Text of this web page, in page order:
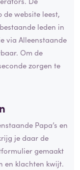
website leest,
leden in
via Alleenstaande
Om de
zorgen te
Papa’s en
je daar de
gemaakt
en klachten kwijt.